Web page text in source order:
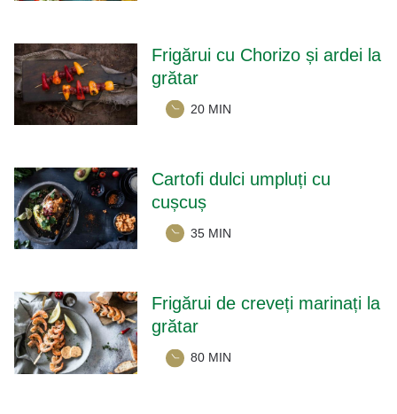
Frigărui cu Chorizo și ardei la
grătar
20 MIN
Cartofi dulci umpluți cu
cușcuș
35 MIN
Frigărui de creveți marinați la
grătar
80 MIN